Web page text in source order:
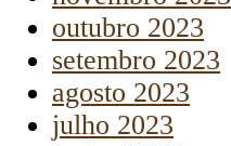
outubro 2023
setembro 2023
agosto 2023
julho 2023